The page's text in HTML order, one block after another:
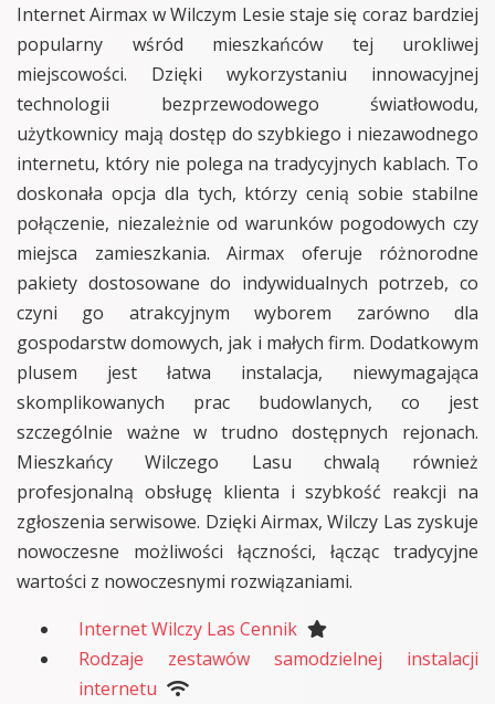
Internet Airmax w Wilczym Lesie staje się coraz bardziej
popularny wśród mieszkańców tej urokliwej
miejscowości. Dzięki wykorzystaniu innowacyjnej
technologii bezprzewodowego światłowodu,
użytkownicy mają dostęp do szybkiego i niezawodnego
internetu, który nie polega na tradycyjnych kablach. To
doskonała opcja dla tych, którzy cenią sobie stabilne
połączenie, niezależnie od warunków pogodowych czy
miejsca zamieszkania. Airmax oferuje różnorodne
pakiety dostosowane do indywidualnych potrzeb, co
czyni go atrakcyjnym wyborem zarówno dla
gospodarstw domowych, jak i małych firm. Dodatkowym
plusem jest łatwa instalacja, niewymagająca
skomplikowanych prac budowlanych, co jest
szczególnie ważne w trudno dostępnych rejonach.
Mieszkańcy Wilczego Lasu chwalą również
profesjonalną obsługę klienta i szybkość reakcji na
zgłoszenia serwisowe. Dzięki Airmax, Wilczy Las zyskuje
nowoczesne możliwości łączności, łącząc tradycyjne
wartości z nowoczesnymi rozwiązaniami.
Internet Wilczy Las Cennik
Rodzaje zestawów samodzielnej instalacji
internetu